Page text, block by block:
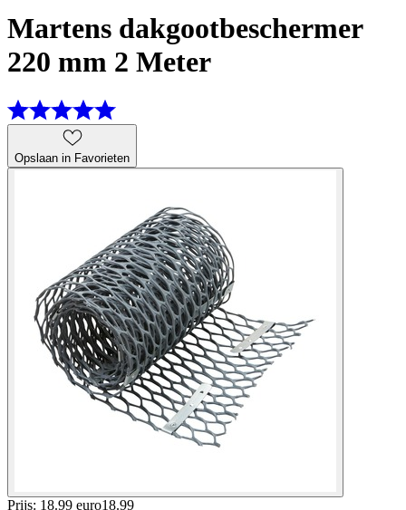
Martens dakgootbeschermer
220 mm 2 Meter
Opslaan in Favorieten
Prijs: 18.99 euro18.99